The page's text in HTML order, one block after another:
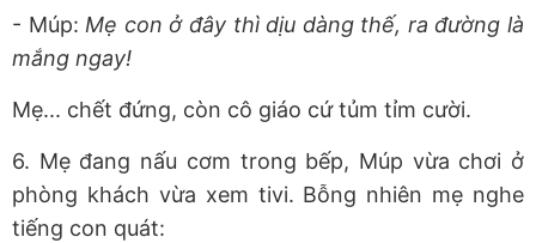
- Múp:Mẹ con ở đây thì dịu dàng thế, ra đường là
mắng ngay!
Mẹ... chết đứng, còn cô giáo cứ tủm tỉm cười.
6. Mẹ đang nấu cơm trong bếp, Múp vừa chơi ở
phòng khách vừa xem tivi. Bỗng nhiên mẹ nghe
tiếng con quát: